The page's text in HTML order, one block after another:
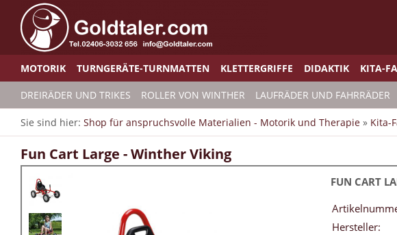
MOTORIK TURNGERÄTE-TURNMATTEN KLETTERGRIFFE DIDAKTIK KITA-
DREIRÄDER UND TRIKES ROLLER VON WINTHER LAUFRÄDER UND FAHRRÄDER
Sie sind hier: Shop für anspruchsvolle Materialien - Motorik und Therapie » Kita-
Fun Cart Large - Winther Viking
FUN CART
Hersteller: